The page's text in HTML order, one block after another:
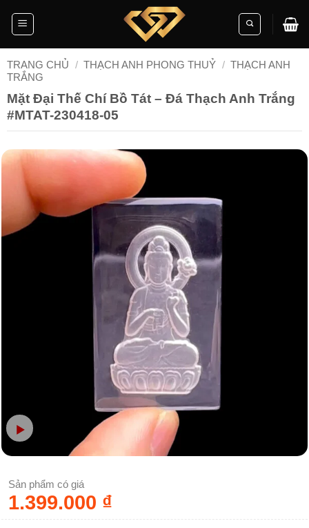
TRANG CHỦ / THẠCH ANH PHONG THUỶ / THẠCH ANH
TRẮNG
Mặt Đại Thế Chí Bồ Tát – Đá Thạch Anh Trắng
#MTAT-230418-05
Sản phẩm có giá
1.399.000 ₫